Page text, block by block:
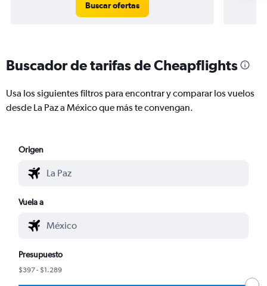
Buscar ofertas
Buscador de tarifas de Cheapflights
Usa los siguientes filtros para encontrar y comparar los vuelos
desde La Paz a México que más te convengan.
Origen
Vuela a
Presupuesto
$397 - $1.289